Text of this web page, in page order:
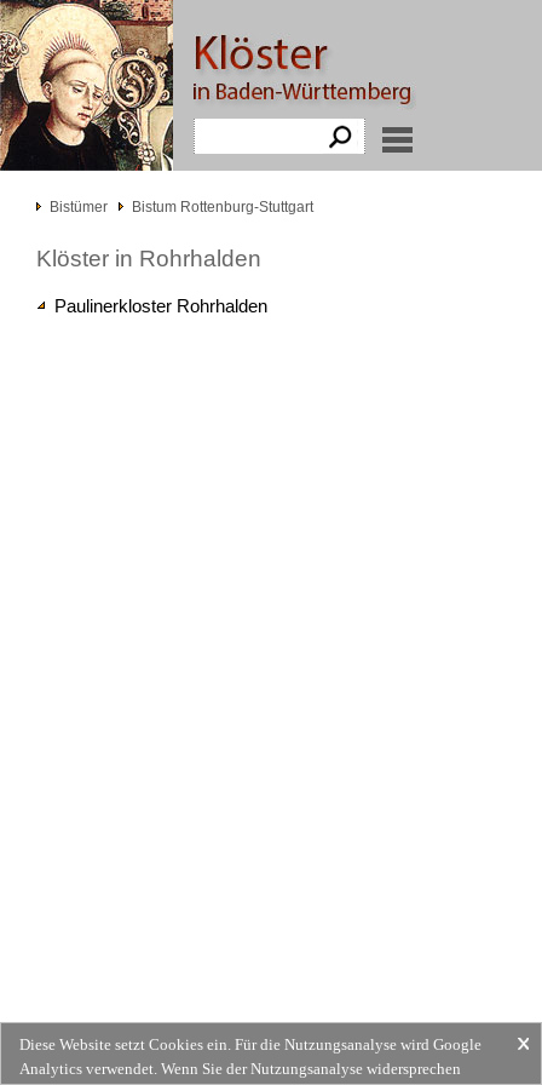
Bistümer Bistum Rottenburg-Stuttgart
Klöster in Rohrhalden
Paulinerkloster Rohrhalden
Diese Website setzt Cookies ein. Für die Nutzungsanalyse wird Google
Analytics verwendet. Wenn Sie der Nutzungsanalyse widersprechen